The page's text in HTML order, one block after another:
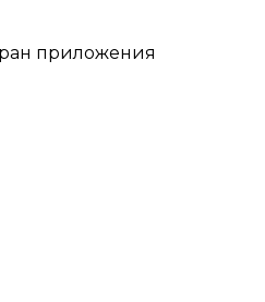
приложения